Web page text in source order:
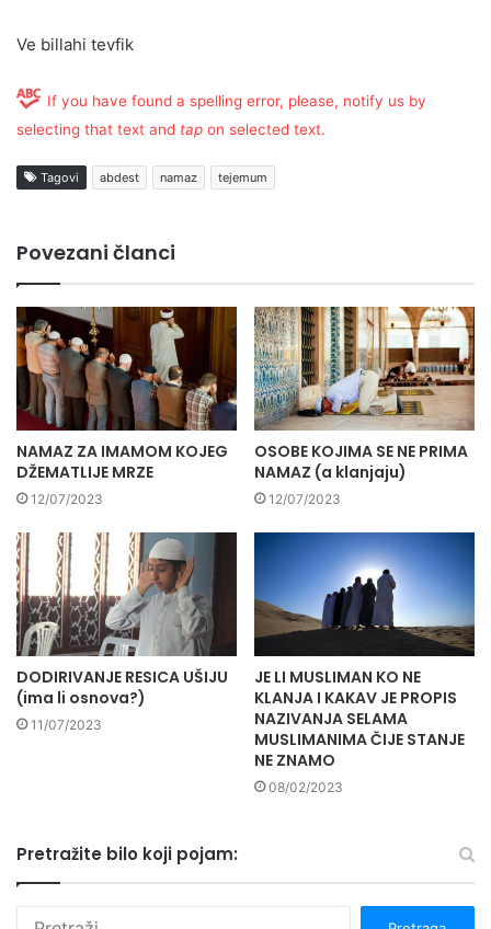
Ve billahi tevfik
If you have found a spelling error, please, notify us by
selecting that text and tap on selected text.
Tagovi abdest namaz tejemum
Povezani članci
NAMAZ ZA IMAMOM KOJEG
DŽEMATLIJE MRZE
12/07/2023
OSOBE KOJIMA SE NE PRIMA
NAMAZ (a klanjaju)
12/07/2023
DODIRIVANJE RESICA UŠIJU
(ima li osnova?)
11/07/2023
JE LI MUSLIMAN KO NE
KLANJA I KAKAV JE PROPIS
NAZIVANJA SELAMA
MUSLIMANIMA ČIJE STANJE
NE ZNAMO
08/02/2023
Pretražite bilo koji pojam: